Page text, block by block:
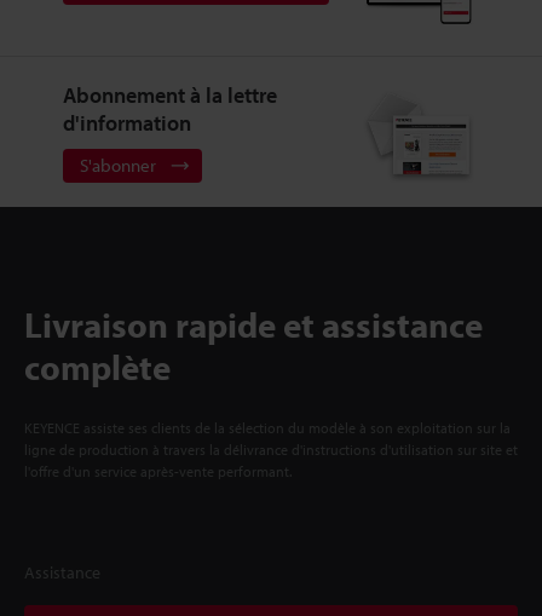
Abonnement à la lettre
d'information
S'abonner
Livraison rapide et assistance
complète
KEYENCE assiste ses clients de la sélection du modèle à son exploitation sur la
ligne de production à travers la délivrance d'instructions d'utilisation sur site et
l'offre d'un service après-vente performant.
Assistance